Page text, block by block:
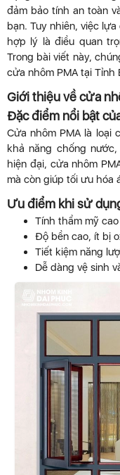
đảm bảo tính an toàn
bạn. Tuy nhiên, việc
hợp lý là điều quan
Trong bài viết này,
cửa nhôm PMA tại Tỉnh
Giới thiệu về cửa
Đặc điểm nổi bật
Cửa nhôm PMA là loại
khả năng chống
hiện đại, cửa nhôm
mà còn giúp tối ưu hóa
Ưu điểm khi sử
Tính thẩm mỹ cao
Độ bền cao, ít bị
Tiết kiệm năng
Dễ dàng vệ sinh